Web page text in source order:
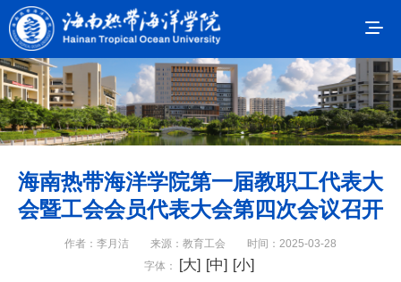
海南热带海洋学院第一届教职工代表大
会暨工会会员代表大会第四次会议召开
作者：李月洁 来源：教育工会
时间：2025-03-28
字体：
[大] [中] [小]